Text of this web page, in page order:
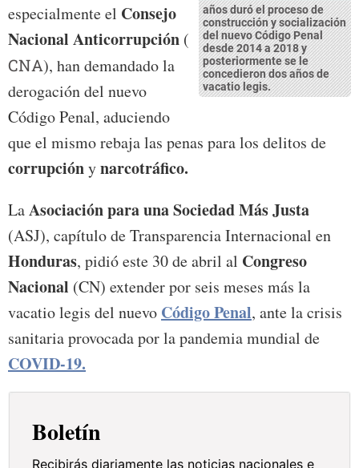
años duró el proceso de
construcción y socialización
del nuevo Código Penal
desde 2014 a 2018 y
posteriormente se le
concedieron dos años de
vacatio legis.
especialmente el Consejo
Nacional Anticorrupción (
CNA), han demandado la
derogación del nuevo
Código Penal, aduciendo
que el mismo rebaja las penas para los delitos de
corrupciónynarcotráfico.
LaAsociación para una Sociedad Más Justa
(ASJ), capítulo de Transparencia Internacional en
Honduras, pidió este 30 de abril al Congreso
Nacional (CN) extender por seis meses más la
vacatio legis del nuevo Código Penal, ante la crisis
sanitaria provocada por la pandemia mundial de
COVID-19.
Boletín
Recibirás diariamente las noticias nacionales e